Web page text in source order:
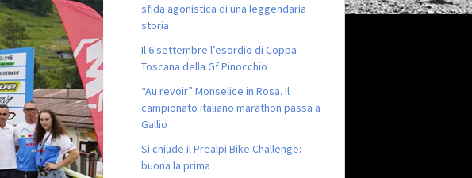
sfida agonistica di una leggendaria
storia
Il 6 settembre l’esordio di Coppa
Toscana della Gf Pinocchio
“Au revoir” Monselice in Rosa. Il
campionato italiano marathon passa a
Gallio
Si chiude il Prealpi Bike Challenge:
buona la prima